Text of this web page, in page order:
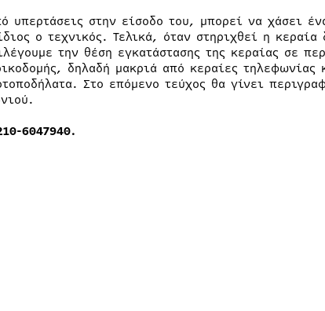
υπερτάσεις στην είσοδο του, μπορεί να χάσει
ο τεχνικός. Τελικά, όταν στηριχθεί η κεραία
την θέση εγκατάστασης της κεραίας σε
δηλαδή μακριά από κεραίες τηλεφωνίας
Στο επόμενο τεύχος θα γίνει
6047940.